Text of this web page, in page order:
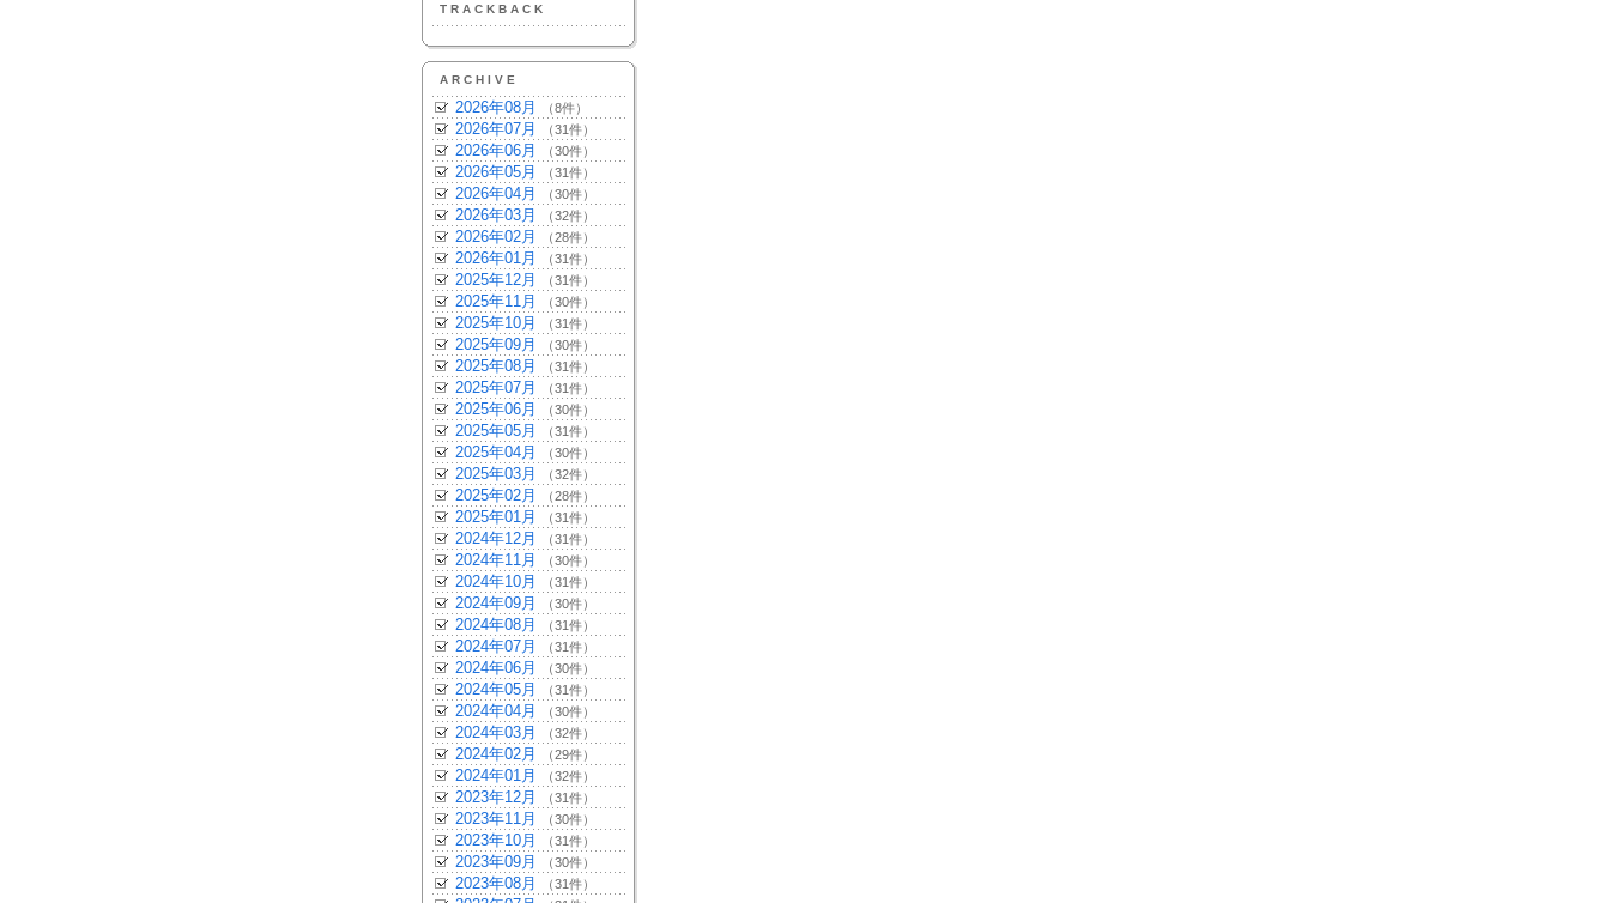
TRACKBACK
ARCHIVE
2026年08月 （8件）
2026年07月 （31件）
2026年06月 （30件）
2026年05月 （31件）
2026年04月 （30件）
2026年03月 （32件）
2026年02月 （28件）
2026年01月 （31件）
2025年12月 （31件）
2025年11月 （30件）
2025年10月 （31件）
2025年09月 （30件）
2025年08月 （31件）
2025年07月 （31件）
2025年06月 （30件）
2025年05月 （31件）
2025年04月 （30件）
2025年03月 （32件）
2025年02月 （28件）
2025年01月 （31件）
2024年12月 （31件）
2024年11月 （30件）
2024年10月 （31件）
2024年09月 （30件）
2024年08月 （31件）
2024年07月 （31件）
2024年06月 （30件）
2024年05月 （31件）
2024年04月 （30件）
2024年03月 （32件）
2024年02月 （29件）
2024年01月 （32件）
2023年12月 （31件）
2023年11月 （30件）
2023年10月 （31件）
2023年09月 （30件）
2023年08月 （31件）